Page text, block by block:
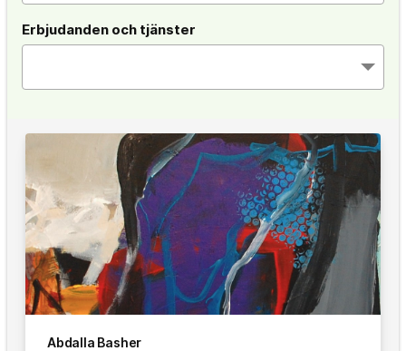
Erbjudanden och tjänster
Abdalla Basher